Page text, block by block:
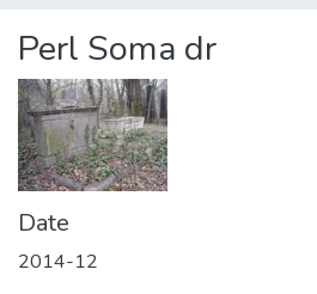
About us
Perl Soma dr
Date
2014-12